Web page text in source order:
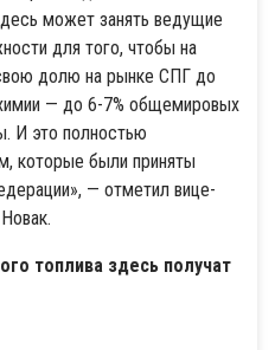
может занять ведущие
для того, чтобы на
долю на рынке СПГ до
— до 6-7% общемировых
И это полностью
которые были приняты
— отметил вице-
топлива здесь получат